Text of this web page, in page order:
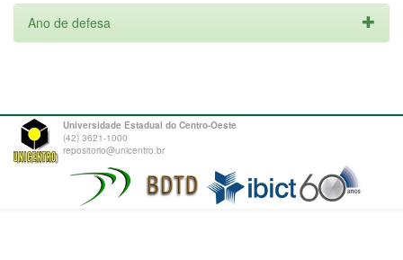
Ano de defesa
Universidade Estadual do Centro-Oeste
(42) 3621-1000
repositorio@unicentro.br